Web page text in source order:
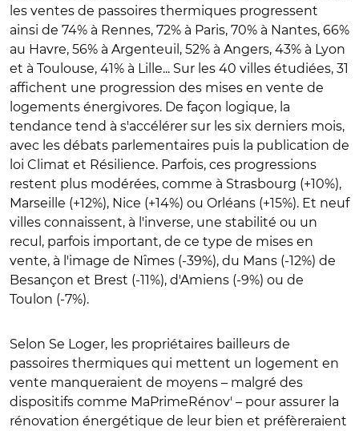
les ventes de passoires thermiques progressent
ainsi de 74% à Rennes, 72% à Paris, 70% à Nantes, 66%
au Havre, 56% à Argenteuil, 52% à Angers, 43% à Lyon
et à Toulouse, 41% à Lille... Sur les 40 villes étudiées, 31
affichent une progression des mises en vente de
logements énergivores. De façon logique, la
tendance tend à s'accélérer sur les six derniers mois,
avec les débats parlementaires puis la publication de
loi Climat et Résilience. Parfois, ces progressions
restent plus modérées, comme à Strasbourg (+10%),
Marseille (+12%), Nice (+14%) ou Orléans (+15%). Et neuf
villes connaissent, à l'inverse, une stabilité ou un
recul, parfois important, de ce type de mises en
vente, à l'image de Nîmes (-39%), du Mans (-12%) de
Besançon et Brest (-11%), d'Amiens (-9%) ou de
Toulon (-7%).
Selon Se Loger, les propriétaires bailleurs de
passoires thermiques qui mettent un logement en
vente manqueraient de moyens – malgré des
dispositifs comme MaPrimeRénov' – pour assurer la
rénovation énergétique de leur bien et préfèreraient